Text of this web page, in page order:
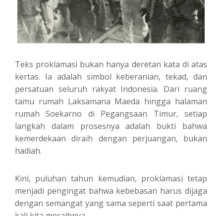
Teks proklamasi bukan hanya deretan kata di atas
kertas. Ia adalah simbol keberanian, tekad, dan
persatuan seluruh rakyat Indonesia. Dari ruang
tamu rumah Laksamana Maeda hingga halaman
rumah Soekarno di Pegangsaan Timur, setiap
langkah dalam prosesnya adalah bukti bahwa
kemerdekaan diraih dengan perjuangan, bukan
hadiah.
Kini, puluhan tahun kemudian, proklamasi tetap
menjadi pengingat bahwa kebebasan harus dijaga
dengan semangat yang sama seperti saat pertama